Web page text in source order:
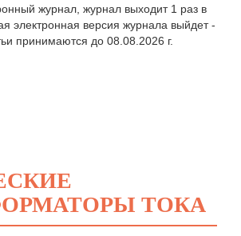
журнал, журнал выходит 1 раз в
электронная версия журнала выйдет -
принимаются до 08.08.2026 г.
ТОКА